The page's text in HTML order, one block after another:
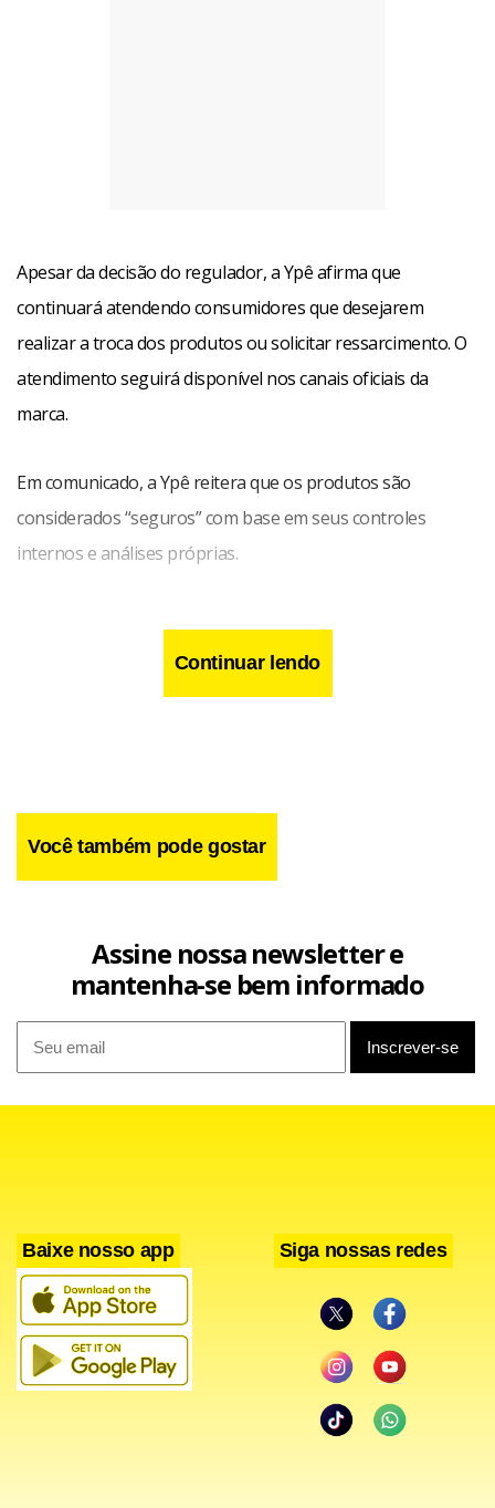
Apesar da decisão do regulador, a Ypê afirma que
continuará atendendo consumidores que desejarem
realizar a troca dos produtos ou solicitar ressarcimento. O
atendimento seguirá disponível nos canais oficiais da
marca.
Em comunicado, a Ypê reitera que os produtos são
considerados “seguros” com base em seus controles
internos e análises próprias.
Ainda assim, a companhia lembra que propôs à Anvisa a
realização de novos testes conduzidos por laboratórios
independentes autorizados pela agência, abrangendo
A fabricante acrescenta que mantém em andamento um
investimento de R$ 130 milhões para adequação aos
requisitos definidos em conjunto com a Anvisa. A empresa
afirmou ainda que segue comprometida com a
transparência e a segurança de seus consumidores.
Continuar lendo
Você também pode gostar
Assine nossa newsletter e
mantenha-se bem informado
Baixe nosso app Siga nossas redes